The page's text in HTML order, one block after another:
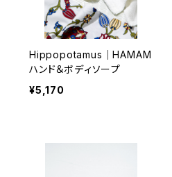
Hippopotamus｜HAMAM
ハンド＆ボディソープ
¥5,170